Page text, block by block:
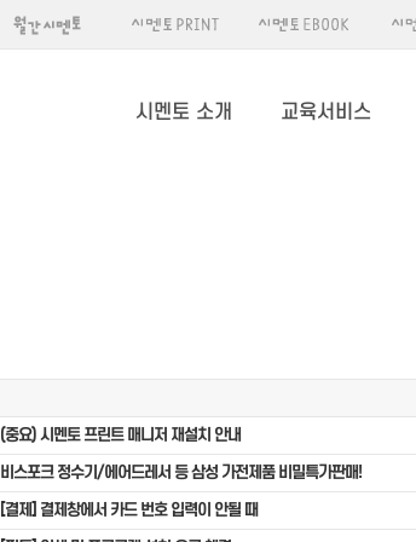
시멘토 소개 교육서비스
(중요) 시멘토 프린트 매니저 재설치 안내
비스포크 정수기/에어드레서 등 삼성 가전제품 비밀특가판매!
[결제] 결제창에서 카드 번호 입력이 안될 때